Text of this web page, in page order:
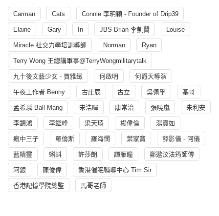
Carman Cats Connie 李玥穎 - Founder of Drip39
Elaine Gary In JBS Brian 李凱賢 Louise
Miracle 社交力學培訓導師 Norman Ryan
Terry Wong 王總講軍事@TerryWongmilitarytalk
九十後文藝少女 - 賈雅緻 何啟明 何爵天導演
午夜工作者 Benny 古庄辰 古立 吳佩孚 基哥
孟希璘 Ball Mang 宋浩暉 康常治 張曉嵐 朱利安
李錦鴻 李鑑峰 梁天琦 楊偉倫 湯寳如
瘋中三子 羅倫斯 羅海憫 葉家寶 薛影儀 - 阿儀
藍精靈 蝌蚪 許莎朗 譚雁瞳 鄭遨汶法筠師傅
阿銀 陳俊偉 香港催眠輔導中心 Tim Sir
香港記憶學院總監 馬哥老師